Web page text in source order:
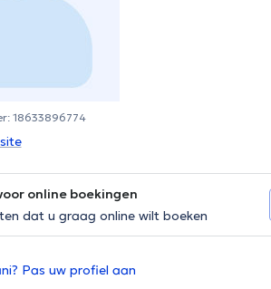
18633896774
online boekingen
dat u graag online wilt boeken
Pas uw profiel aan